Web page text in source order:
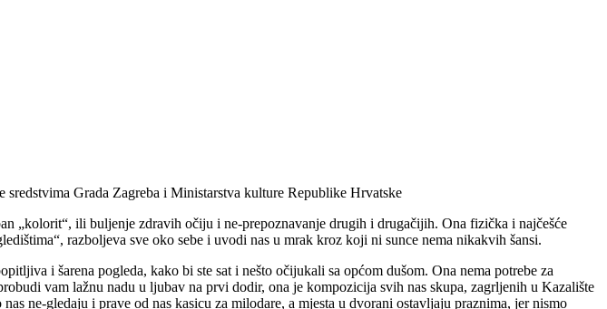
Grada Zagreba i Ministarstva kulture Republike Hrvatske
„kolorit“, ili buljenje zdravih očiju i ne-prepoznavanje drugih i drugačijih. Ona fizička i najčešće
razboljeva sve oko sebe i uvodi nas u mrak kroz koji ni sunce nema nikakvih šansi.
i šarena pogleda, kako bi ste sat i nešto očijukali sa općom dušom. Ona nema potrebe za
vam lažnu nadu u ljubav na prvi dodir, ona je kompozicija svih nas skupa, zagrljenih u Kazalište
ne-gledaju i prave od nas kasicu za milodare, a mjesta u dvorani ostavljaju praznima, jer nismo